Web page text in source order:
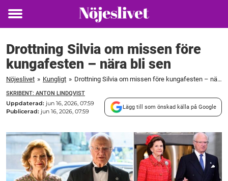
Toggle
Drottning Silvia om missen före
kungafesten – nära bli sen
Nöjeslivet » Kungligt » Drottning Silvia om missen före kungafesten – nära bli sen
SKRIBENT: ANTON LINDQVIST
Uppdaterad: jun 16, 2026, 07:59
Publicerad: jun 16, 2026, 07:59
Lägg till som önskad källa på Google